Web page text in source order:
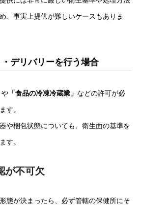
、事実上提供が難しいケースもありま
デリバリーを行う場合
や 「食品の冷凍冷蔵業」 などの許可が必
す。
や梱包状態についても、衛生面の基準を
す。
が不可欠
態が決まったら、必ず管轄の保健所にそ